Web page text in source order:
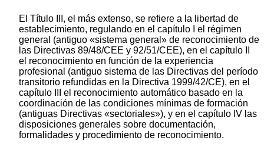
El Título III, el más extenso, se refiere a la libertad de
establecimiento, regulando en el capítulo I el régimen
general (antiguo «sistema general» de reconocimiento de
las Directivas 89/48/CEE y 92/51/CEE), en el capítulo II
el reconocimiento en función de la experiencia
profesional (antiguo sistema de las Directivas del período
transitorio refundidas en la Directiva 1999/42/CE), en el
capítulo III el reconocimiento automático basado en la
coordinación de las condiciones mínimas de formación
(antiguas Directivas «sectoriales»), y en el capítulo IV las
disposiciones generales sobre documentación,
formalidades y procedimiento de reconocimiento.